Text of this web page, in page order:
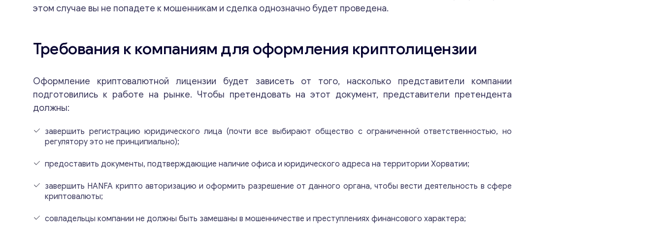
i
ш
этом случае вы не попадете к мошенникам и сделка однозначно будет проведена.
Требования к компаниям для оформления криптолицензии
Оформление криптовалютной лицензии будет зависеть от того, насколько представители компании
подготовились к работе на рынке. Чтобы претендовать на этот документ, представители претендента
должны:
завершить регистрацию юридического лица (почти все выбирают общество с ограниченной ответственностью, но
регулятору это не принципиально);
предоставить документы, подтверждающие наличие офиса и юридического адреса на территории Хорватии;
завершить HANFA крипто авторизацию и оформить разрешение от данного органа, чтобы вести деятельность в сфере
криптовалюты;
совладельцы компании не должны быть замешаны в мошенничестве и преступлениях финансового характера;